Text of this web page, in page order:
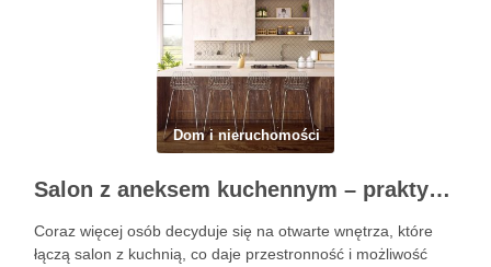
Dom i nieruchomości
Salon z aneksem kuchennym – praktyczne porady, jak stworzyć funkcjonalną i stylową przestrzeń
Coraz więcej osób decyduje się na otwarte wnętrza, które
łączą salon z kuchnią, co daje przestronność i możliwość